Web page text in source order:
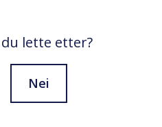
lette etter?
Nei